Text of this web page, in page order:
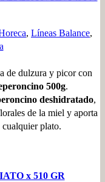
, Líneas Balance,
de dulzura y picor con
500g.
deshidratado,
de la miel y aporta
plato.
x 510 GR